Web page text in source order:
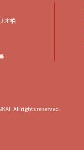
オ柏
All rights reserved.